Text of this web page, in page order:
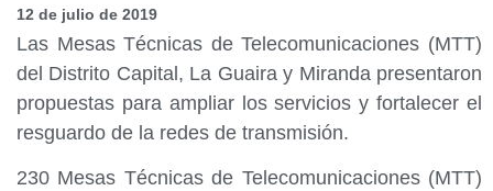
12 de julio de 2019
Las Mesas Técnicas de Telecomunicaciones (MTT)
del Distrito Capital, La Guaira y Miranda presentaron
propuestas para ampliar los servicios y fortalecer el
resguardo de la redes de transmisión.
230 Mesas Técnicas de Telecomunicaciones (MTT)